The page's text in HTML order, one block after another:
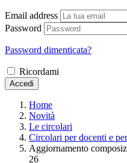
Email address
Password
Password dimenticata?
Ricordami
Accedi
Home
Novità
Le circolari
Circolari per docenti e
Aggiornamento
26